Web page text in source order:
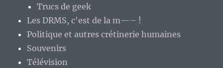
Trucs de geek
Les DRMS, c'est de la m—– !
Politique et autres crétinerie humaines
Souvenirs
Télévision